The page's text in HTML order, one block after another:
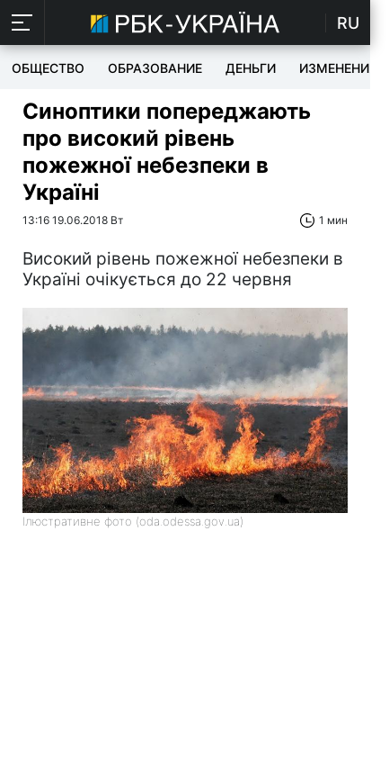
RU
ОБЩЕСТВО ОБРАЗОВАНИЕ ДЕНЬГИ ИЗМЕНЕНИЯ
Синоптики попереджають
про високий рівень
пожежної небезпеки в
Україні
13:16 19.06.2018 Вт 1 мин
Високий рівень пожежної небезпеки в
Україні очікується до 22 червня
Ілюстративне фото (oda.odessa.gov.ua)